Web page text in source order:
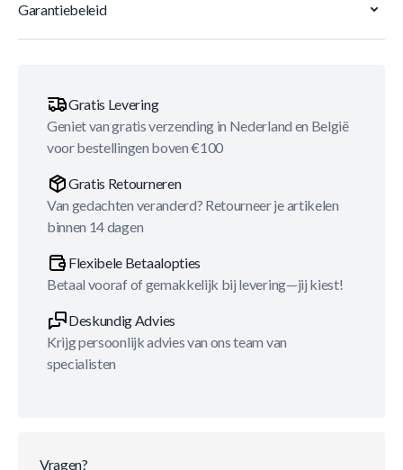
Garantiebeleid
Gratis Levering
Geniet van gratis verzending in Nederland en België
voor bestellingen boven €100
Gratis Retourneren
Van gedachten veranderd? Retourneer je artikelen
binnen 14 dagen
Flexibele Betaalopties
Betaal vooraf of gemakkelijk bij levering—jij kiest!
Deskundig Advies
Krijg persoonlijk advies van ons team van
specialisten
Vragen?